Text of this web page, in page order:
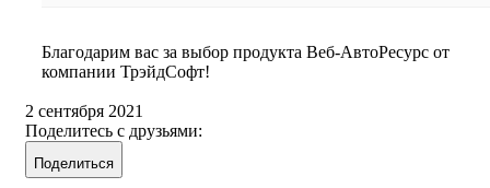
Благодарим вас за выбор продукта Веб-АвтоРесурс от
компании ТрэйдСофт!
2 сентября 2021
Поделитесь с друзьями:
Поделиться